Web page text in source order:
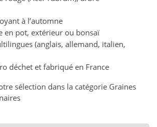
à l’automne
en pot, extérieur ou bonsaï
(anglais, allemand, italien,
déchet et fabriqué en France
sélection dans la catégorie Graines